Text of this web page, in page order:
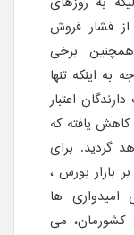
فشار فروش
برخی
اینکه تنها
اعتبار
کاهش یافته که
گردید. برای
بازار بورس ‌،
ها
می